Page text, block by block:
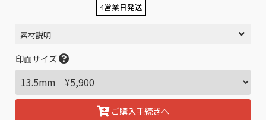
4営業日発送
素材説明
印面サイズ
ご購入手続きへ